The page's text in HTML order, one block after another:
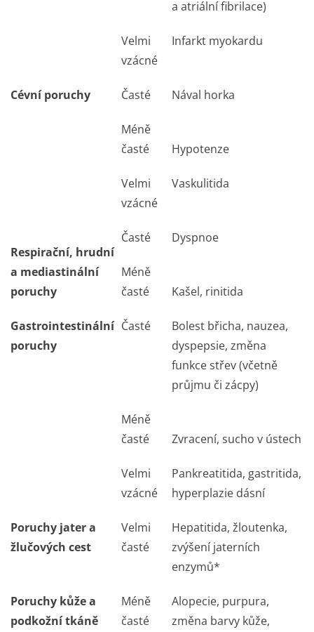
a atriální fibrilace)
Velmi
vzácné
Infarkt myokardu
Cévní poruchy Časté Nával horka
Méně
časté
Hypotenze
Velmi
vzácné
Vaskulitida
Respirační, hrudní
a mediastinální
poruchy
Časté Dyspnoe
Méně
časté
Kašel, rinitida
Gastrointestinální
poruchy
Časté
Bolest břicha, nauzea,
dyspepsie, změna
funkce střev (včetně
průjmu či zácpy)
Méně
časté
Zvracení, sucho v ústech
Velmi
vzácné
Pankreatitida, gastritida,
hyperplazie dásní
Poruchy jater a
žlučových cest
Velmi
časté
Hepatitida, žloutenka,
zvýšení jaterních
enzymů*
Poruchy kůže a
podkožní tkáně
Méně
časté
Alopecie, purpura,
změna barvy kůže,